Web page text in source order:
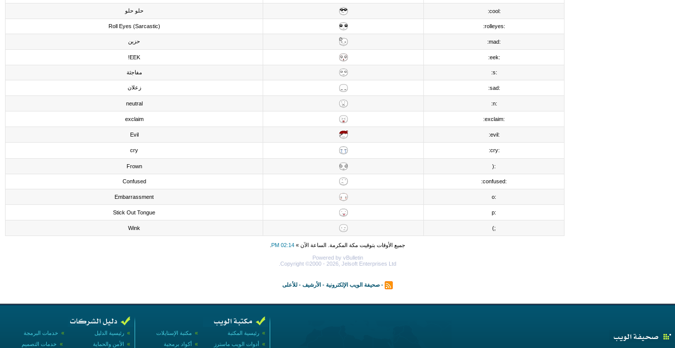
:cool: حلو حلو
:rolleyes:
Roll Eyes (Sarcastic)
:mad: حزين
:eek:
EEK!
:s: مفاجئة
:sad: زعلان
:n:
neutral
:exclaim:
exclaim
:evil:
Evil
:cry:
cry
:(
Frown
:confused:
Confused
:o
Embarrassment
:p
Stick Out Tongue
;)
Wink
جميع الأوقات بتوقيت مكة المكرمة. الساعة الآن » 02:14 PM
Powered by vBulletin
Copyright ©2000 - 2026, Jelsoft Enterprises Ltd.
- صحيفة الويب الإلكترونية - الأرشيف - للأعلى
» خدمات البرمجة » رئيسية الدليل
» خدمات التصميم » الأمن والحماية
» مكتبة الإستايلات » رئيسية المكتبة
» أكواد برمجية » أدوات الويب ماسترز